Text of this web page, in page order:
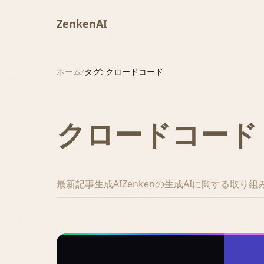
ZenkenAI
ホーム/タグ: クロードコード
クロードコード
最新記事 生成AI Zenkenの生成AIに関する取り組